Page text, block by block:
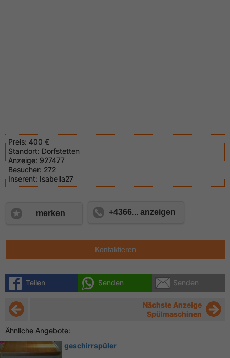
Preis: 400 €
Standort: Dorfstetten
Anzeige: 927477
Besucher: 272
Inserent: Isabella27
merken +4366... anzeigen
Kontaktieren
Teilen Senden Senden
Nächste Anzeige
Spülmaschinen
Ähnliche Angebote:
geschirrspüler